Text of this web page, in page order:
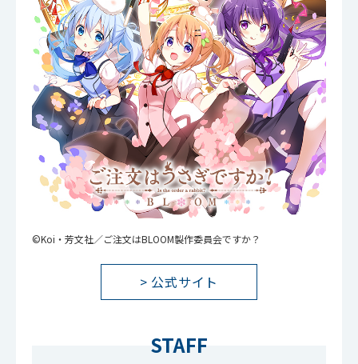
©Koi・芳文社／ご注文はBLOOM製作委員会ですか？
> 公式サイト
STAFF